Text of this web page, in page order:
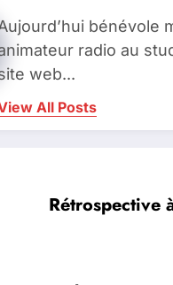
bénévole
radio au
web...
All Posts
Rétrospective